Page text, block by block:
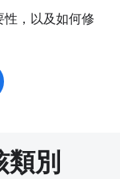
，以及如何修
別